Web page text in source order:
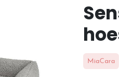
MiaCara